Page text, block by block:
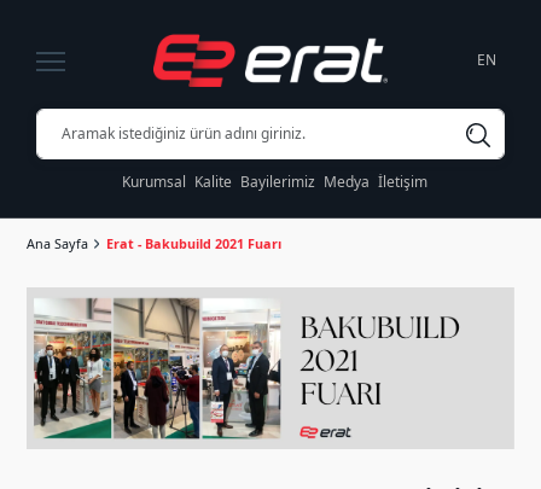
EN
Kurumsal Kalite Bayilerimiz Medya İletişim
Ana Sayfa Erat - Bakubuild 2021 Fuarı